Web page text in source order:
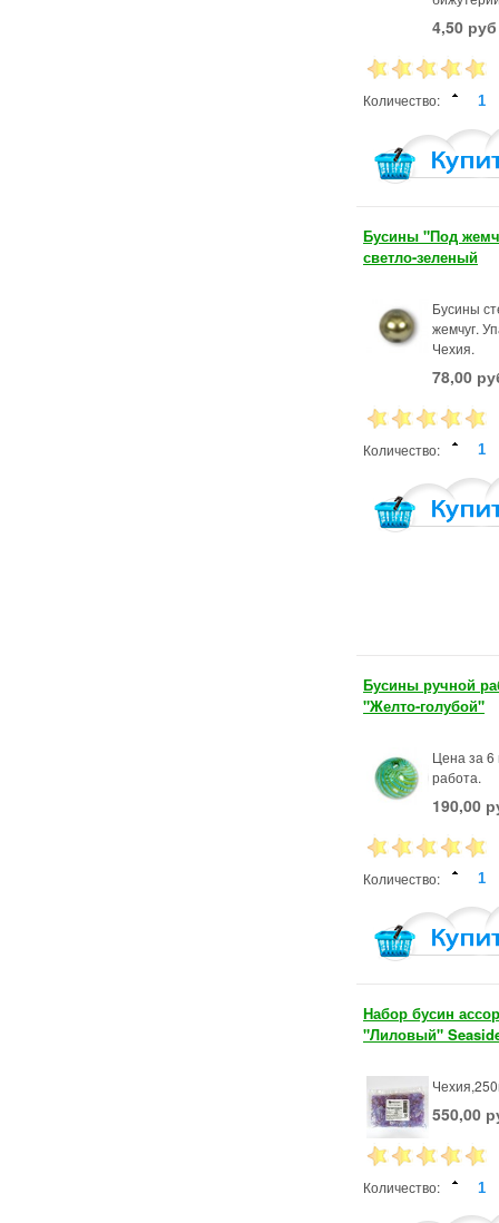
4,50 руб
Количество:
Бусины "Под
светло-зеленый
Бусины
жемчуг.
Чехия.
78,00
Количество:
Бусины ручной
"Желто-голубой"
Цена за 6
работа.
190,00
Количество:
Набор бусин
"Лиловый"
550,00
Количество: